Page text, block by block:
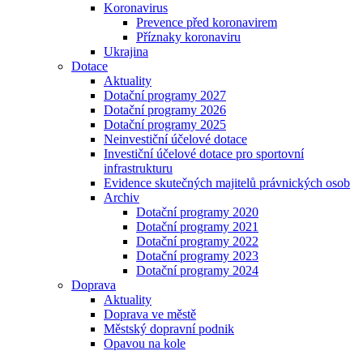
Koronavirus
Prevence před koronavirem
Příznaky koronaviru
Ukrajina
Dotace
Aktuality
Dotační programy 2027
Dotační programy 2026
Dotační programy 2025
Neinvestiční účelové dotace
Investiční účelové dotace pro sportovní
infrastrukturu
Evidence skutečných majitelů právnických osob
Archiv
Dotační programy 2020
Dotační programy 2021
Dotační programy 2022
Dotační programy 2023
Dotační programy 2024
Doprava
Aktuality
Doprava ve městě
Městský dopravní podnik
Opavou na kole